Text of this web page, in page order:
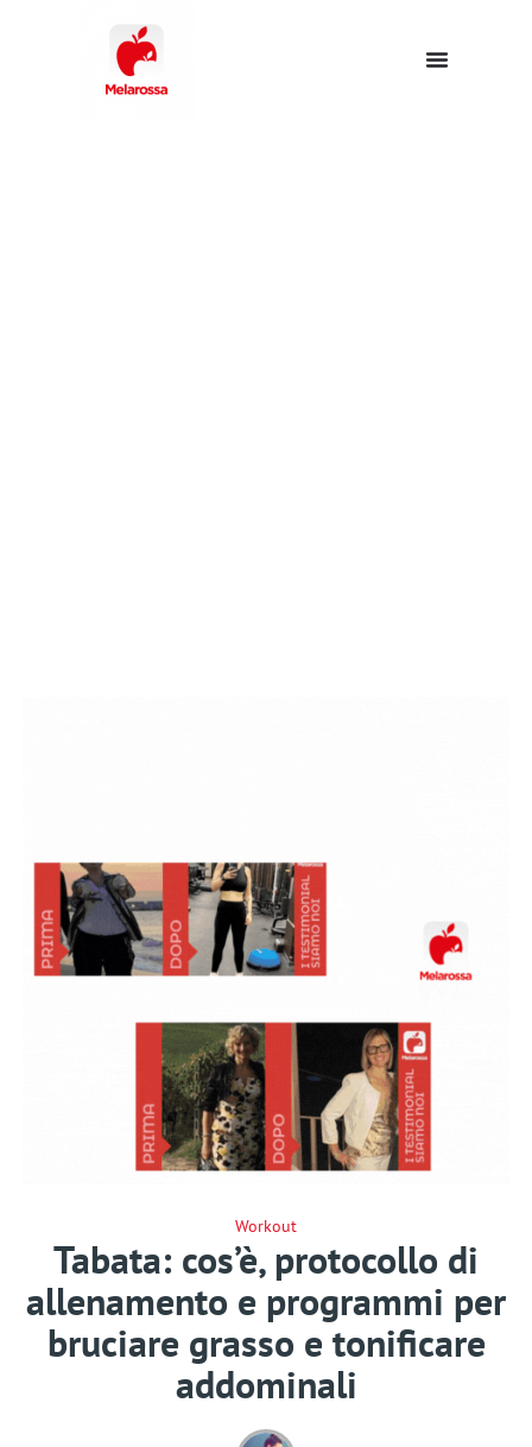
Workout
Tabata: cos’è, protocollo di
allenamento e programmi per
bruciare grasso e tonificare
addominali